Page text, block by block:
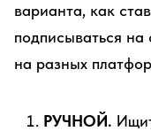
варианта, как
подписываться на
на разных
РУЧНОЙ.